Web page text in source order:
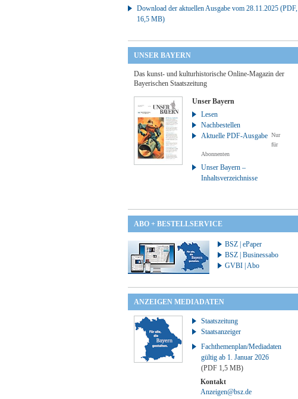
Download der aktuellen Ausgabe vom 28.11.2025 (PDF,
16,5 MB)
UNSER BAYERN
Das kunst- und kulturhistorische Online-Magazin der
Bayerischen Staatszeitung
Unser Bayern
Lesen
Nachbestellen
Aktuelle PDF-Ausgabe Nur
für
Abonnenten
Unser Bayern –
Inhaltsverzeichnisse
ABO + BESTELLSERVICE
BSZ | ePaper
BSZ | Businessabo
GVBI | Abo
ANZEIGEN MEDIADATEN
Staatszeitung
Staatsanzeiger
Fachthemenplan/Mediadaten
gültig ab 1. Januar 2026
(PDF 1,5 MB)
Kontakt
Anzeigen@bsz.de